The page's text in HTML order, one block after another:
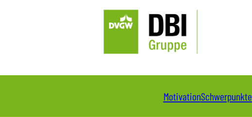
MotivationSchwerpunkte